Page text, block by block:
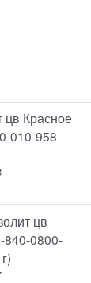
цв Красное
010-958
цв
840-0800-